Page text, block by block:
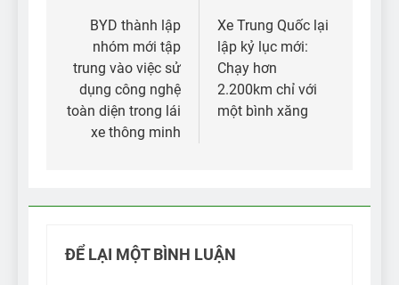
hướng
bài
viết
BYD thành lập
nhóm mới tập
trung vào việc sử
dụng công nghệ
toàn diện trong lái
xe thông minh
Xe Trung Quốc lại
lập kỷ lục mới:
Chạy hơn
2.200km chỉ với
một bình xăng
ĐỂ LẠI MỘT BÌNH LUẬN